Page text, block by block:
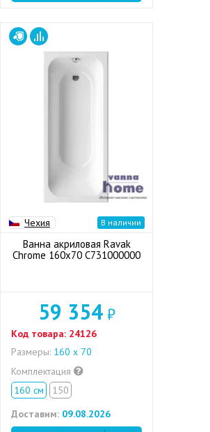
Чехия В наличии
Ванна акриловая Ravak
Chrome 160x70 C731000000
59 354₽
Код товара: 24126
Размеры: 160 х 70
Комплектация
160 см
150
Доставим: 09.08.2026